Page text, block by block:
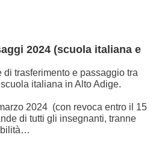
2024 (scuola italiana e
trasferimento e passaggio tra
italiana in Alto Adige.
2024 (con revoca entro il 15
di tutti gli insegnanti, tranne